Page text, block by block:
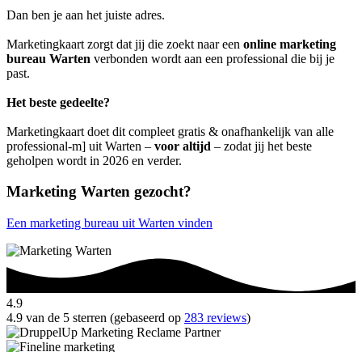
Dan ben je aan het juiste adres.
Marketingkaart zorgt dat jij die zoekt naar een online marketing
bureau Warten verbonden wordt aan een professional die bij je
past.
Het beste gedeelte?
Marketingkaart doet dit compleet gratis & onafhankelijk van alle
professional-m] uit Warten – voor altijd – zodat jij het beste
geholpen wordt in 2026 en verder.
Marketing Warten gezocht?
Een marketing bureau uit Warten vinden
4.9
4.9 van de 5 sterren (gebaseerd op 283 reviews)